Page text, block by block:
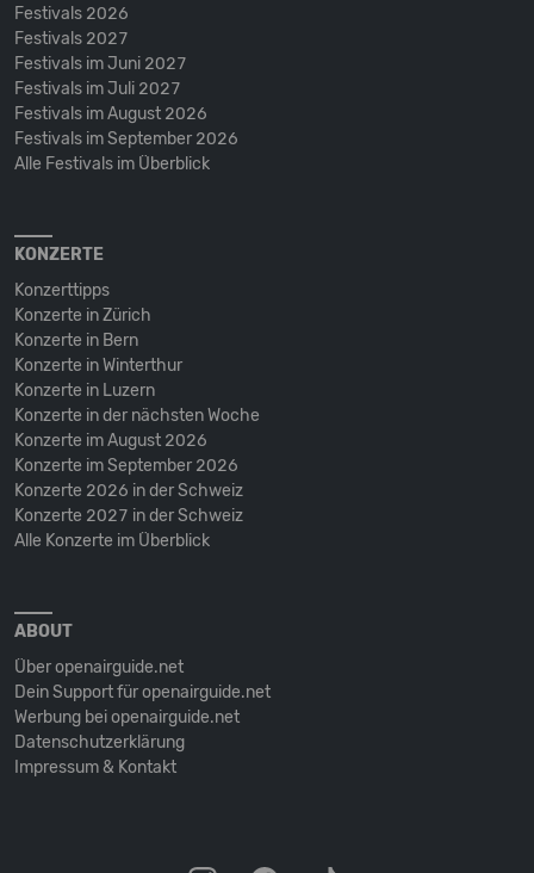
Festivals 2026
Festivals 2027
Festivals im Juni 2027
Festivals im Juli 2027
Festivals im August 2026
Festivals im September 2026
Alle Festivals im Überblick
KONZERTE
Konzerttipps
Konzerte in Zürich
Konzerte in Bern
Konzerte in Winterthur
Konzerte in Luzern
Konzerte in der nächsten Woche
Konzerte im August 2026
Konzerte im September 2026
Konzerte 2026 in der Schweiz
Konzerte 2027 in der Schweiz
Alle Konzerte im Überblick
ABOUT
Über openairguide.net
Dein Support für openairguide.net
Werbung bei openairguide.net
Datenschutz­erklärung
Impressum & Kontakt